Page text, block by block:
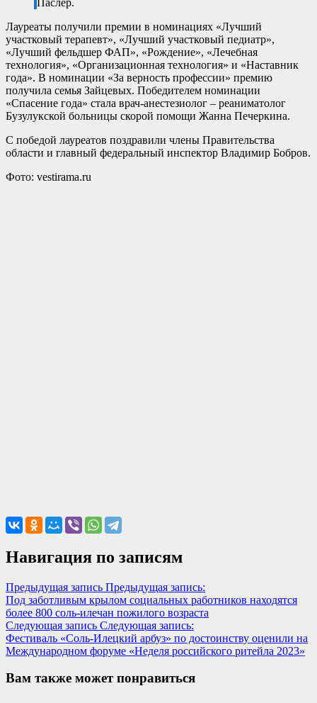
Лауреаты получили премии в номинациях «Лучший
участковый терапевт», «Лучший участковый педиатр»,
«Лучший фельдшер ФАП», «Рождение», «Лечебная
технология», «Организационная технология» и «Наставник
года». В номинации «За верность профессии» премию
получила семья Зайцевых. Победителем номинации
«Спасение года» стала врач-анестезиолог – реаниматолог
Бузулукской больницы скорой помощи Жанна Печеркина.
С победой лауреатов поздравили члены Правительства
области и главный федеральный инспектор Владимир Бобров.
Фото: vestirama.ru
Навигация по записям
Предыдущая запись Предыдущая запись:
Под заботливым крылом социальных работников находятся
более 800 соль-илечан пожилого возраста
Следующая запись Следующая запись:
Фестиваль «Соль-Илецкий арбуз» по достоинству оценили на
Международном форуме «Неделя российского ритейла 2023»
Вам также может понравиться